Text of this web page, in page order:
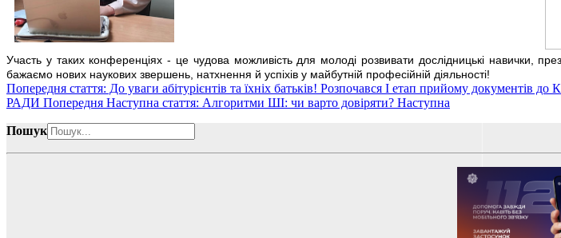
Участь у таких конференціях - це чудова можливість для молоді розвивати дослідницькі навички,
бажаємо нових наукових звершень, натхнення й успіхів у майбутній професійній діяльності!
Попередня стаття: До уваги абітурієнтів та їхніх батьків! Розпочався І етап прийому
РАДИ Попередня Наступна стаття: Алгоритми ШІ: чи варто довіряти? Наступна
Пошук